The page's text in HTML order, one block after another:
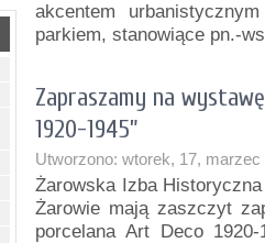
akcentem
parkiem, stanowiące pn.-
Zapraszamy na
1920-1945”
Utworzono: wtorek, 17, marzec
Żarowska Izba
Żarowie mają zaszczyt
porcelana Art Deco